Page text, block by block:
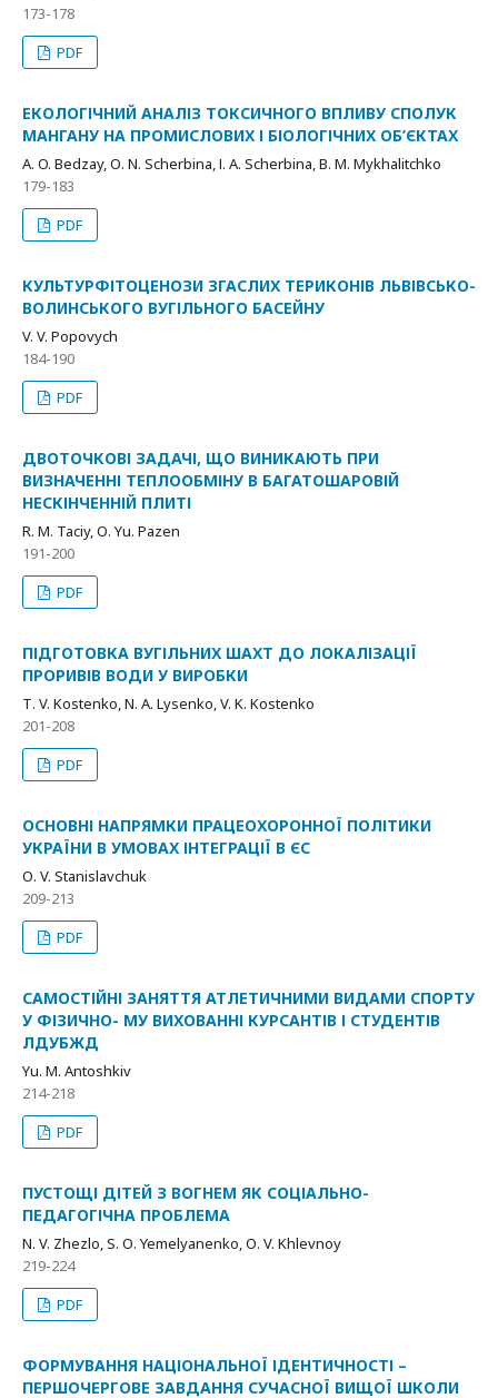
173-178
PDF
ЕКОЛОГІЧНИЙ АНАЛІЗ ТОКСИЧНОГО ВПЛИВУ СПОЛУК
МАНГАНУ НА ПРОМИСЛОВИХ І БІОЛОГІЧНИХ ОБ’ЄКТАХ
A. O. Bedzay, О. N. Scherbina, І. A. Scherbina, B. M. Mykhalitchko
179-183
PDF
КУЛЬТУРФІТОЦЕНОЗИ ЗГАСЛИХ ТЕРИКОНІВ ЛЬВІВСЬКО-
ВОЛИНСЬКОГО ВУГІЛЬНОГО БАСЕЙНУ
V. V. Popovych
184-190
PDF
ДВОТОЧКОВІ ЗАДАЧІ, ЩО ВИНИКАЮТЬ ПРИ
ВИЗНАЧЕННІ ТЕПЛООБМІНУ В БАГАТОШАРОВІЙ
НЕСКІНЧЕННІЙ ПЛИТІ
R. M. Taciy, О. Yu. Pazen
191-200
PDF
ПІДГОТОВКА ВУГІЛЬНИХ ШАХТ ДО ЛОКАЛІЗАЦІЇ
ПРОРИВІВ ВОДИ У ВИРОБКИ
Т. V. Kostenko, N. A. Lysenko, V. K. Kostenko
201-208
PDF
ОСНОВНІ НАПРЯМКИ ПРАЦЕОХОРОННОЇ ПОЛІТИКИ
УКРАЇНИ В УМОВАХ ІНТЕГРАЦІЇ В ЄС
О. V. Stanislavchuk
209-213
PDF
САМОСТІЙНІ ЗАНЯТТЯ АТЛЕТИЧНИМИ ВИДАМИ СПОРТУ
У ФІЗИЧНО- МУ ВИХОВАННІ КУРСАНТІВ І СТУДЕНТІВ
ЛДУБЖД
Yu. М. Antoshkiv
214-218
PDF
ПУСТОЩІ ДІТЕЙ З ВОГНЕМ ЯК СОЦІАЛЬНО-
ПЕДАГОГІЧНА ПРОБЛЕМА
N. V. Zhezlo, S. О. Yemelyanenko, О. V. Khlevnoy
219-224
PDF
ФОРМУВАННЯ НАЦІОНАЛЬНОЇ ІДЕНТИЧНОСТІ –
ПЕРШОЧЕРГОВЕ ЗАВДАННЯ СУЧАСНОЇ ВИЩОЇ ШКОЛИ